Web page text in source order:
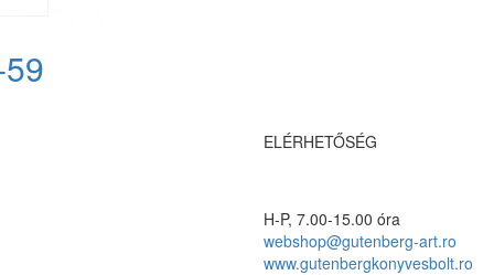
ELÉRHETŐSÉG
H-P, 7.00-15.00 óra
webshop@gutenberg-art.ro
www.gutenbergkonyvesbolt.ro